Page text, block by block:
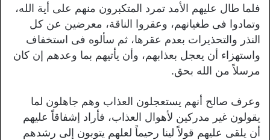
فلما طال عليهم الأمد تمرد المتكبرون منهم على أية الله،
وتمادوا فى طغيانهم، وعقروا الناقة، معرضين عن كل
النذر والتحذيرات بعدم عقرها، ثم سألوه فى استخفاف
واستهزاء أن يعجل بعذابهم، وأن يأتيهم بما وعدهم إن كان
مرسلاً من الله بحق.
وعرف صالح أنهم يستعجلون العذاب وهم جاهلون لما
يقولون غير مدركين لأهوال العذاب، فأراد إشفاقاً عليهم
أن يلقى عليهم قولاً لينا رحيماً لعلهم يتوبون إلى رشدهم